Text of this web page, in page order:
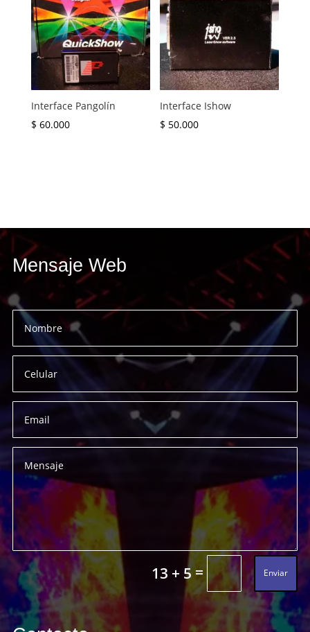
Interface Pangolín
$ 60.000
Interface Ishow
$ 50.000
Mensaje Web
13 + 5= Enviar